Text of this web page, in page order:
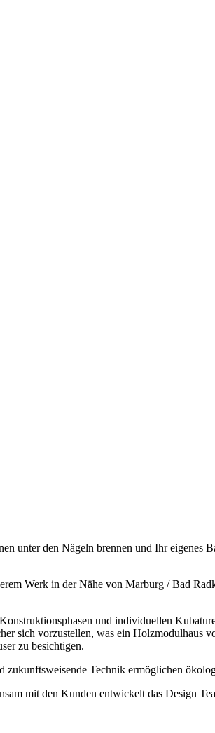
unter den Nägeln brennen und Ihr eigenes
Werk in der Nähe von Marburg / Bad
und individuellen
sich vorzustellen, was ein
zu besichtigen.
zukunftsweisende Technik ermöglichen
mit den Kunden entwickelt das Design